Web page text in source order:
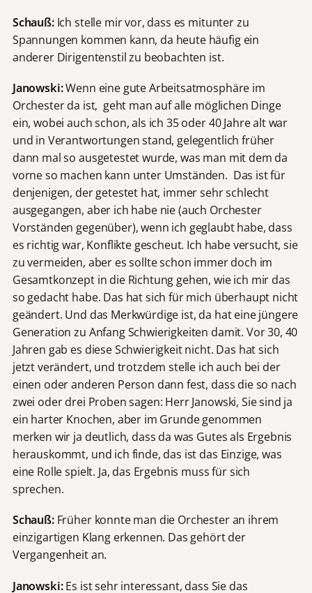
Schauß:Ich stelle mir vor, dass es mitunter zu
Spannungen kommen kann, da heute häufig ein
anderer Dirigentenstil zu beobachten ist.
Janowski:Wenn eine gute Arbeitsatmosphäre im
Orchester da ist, geht man auf alle möglichen Dinge
ein, wobei auch schon, als ich 35 oder 40 Jahre alt war
und in Verantwortungen stand, gelegentlich früher
dann mal so ausgetestet wurde, was man mit dem da
vorne so machen kann unter Umständen. Das ist für
denjenigen, der getestet hat, immer sehr schlecht
ausgegangen, aber ich habe nie (auch Orchester
Vorständen gegenüber), wenn ich geglaubt habe, dass
es richtig war, Konflikte gescheut. Ich habe versucht, sie
zu vermeiden, aber es sollte schon immer doch im
Gesamtkonzept in die Richtung gehen, wie ich mir das
so gedacht habe. Das hat sich für mich überhaupt nicht
geändert. Und das Merkwürdige ist, da hat eine jüngere
Generation zu Anfang Schwierigkeiten damit. Vor 30, 40
Jahren gab es diese Schwierigkeit nicht. Das hat sich
jetzt verändert, und trotzdem stelle ich auch bei der
einen oder anderen Person dann fest, dass die so nach
zwei oder drei Proben sagen: Herr Janowski, Sie sind ja
ein harter Knochen, aber im Grunde genommen
merken wir ja deutlich, dass da was Gutes als Ergebnis
herauskommt, und ich finde, das ist das Einzige, was
eine Rolle spielt. Ja, das Ergebnis muss für sich
sprechen.
Schauß:Früher konnte man die Orchester an ihrem
einzigartigen Klang erkennen. Das gehört der
Vergangenheit an.
Janowski:Es ist sehr interessant, dass Sie das